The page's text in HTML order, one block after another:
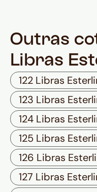
Outras
Libras
122 Libras
123 Libras
124 Libras
125 Libras
126 Libras
127 Libras